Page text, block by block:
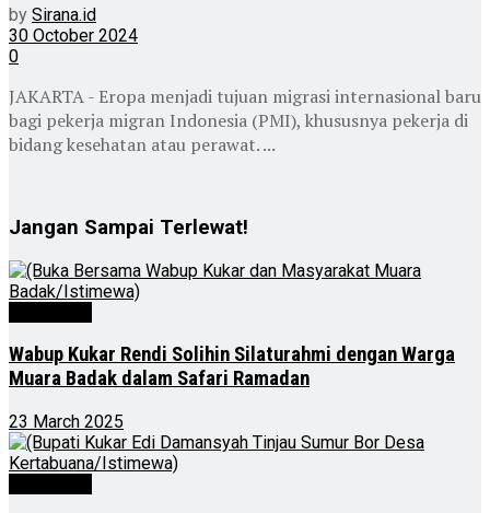
by Sirana.id
30 October 2024
0
JAKARTA - Eropa menjadi tujuan migrasi internasional baru
bagi pekerja migran Indonesia (PMI), khususnya pekerja di
bidang kesehatan atau perawat. ...
Jangan Sampai Terlewat!
Wabup Kukar Rendi Solihin Silaturahmi dengan Warga
Muara Badak dalam Safari Ramadan
23 March 2025